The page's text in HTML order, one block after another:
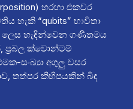
හරහා එකවර
හැකි “qubits” භාවිතා
ලෙස හැඳින්වෙන ගණිතමය
ප්‍රබල ක්වොන්ටම්
සංඛ්‍යා අගුලු වසර
තත්පර කිහිපයකින් බිඳ